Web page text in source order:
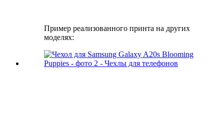
Пример реализованного принта на других
моделях: